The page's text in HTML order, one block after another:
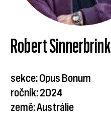
Robert Sinnerbrink
sekce: Opus Bonum
ročník: 2024
země: Austrálie